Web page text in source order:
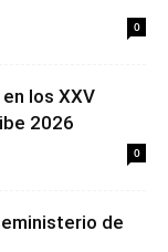
0
los XXV
2026
0
de